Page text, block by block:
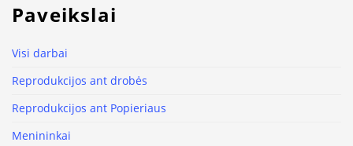
Paveikslai
Visi darbai
Reprodukcijos ant drobės
Reprodukcijos ant Popieriaus
Menininkai